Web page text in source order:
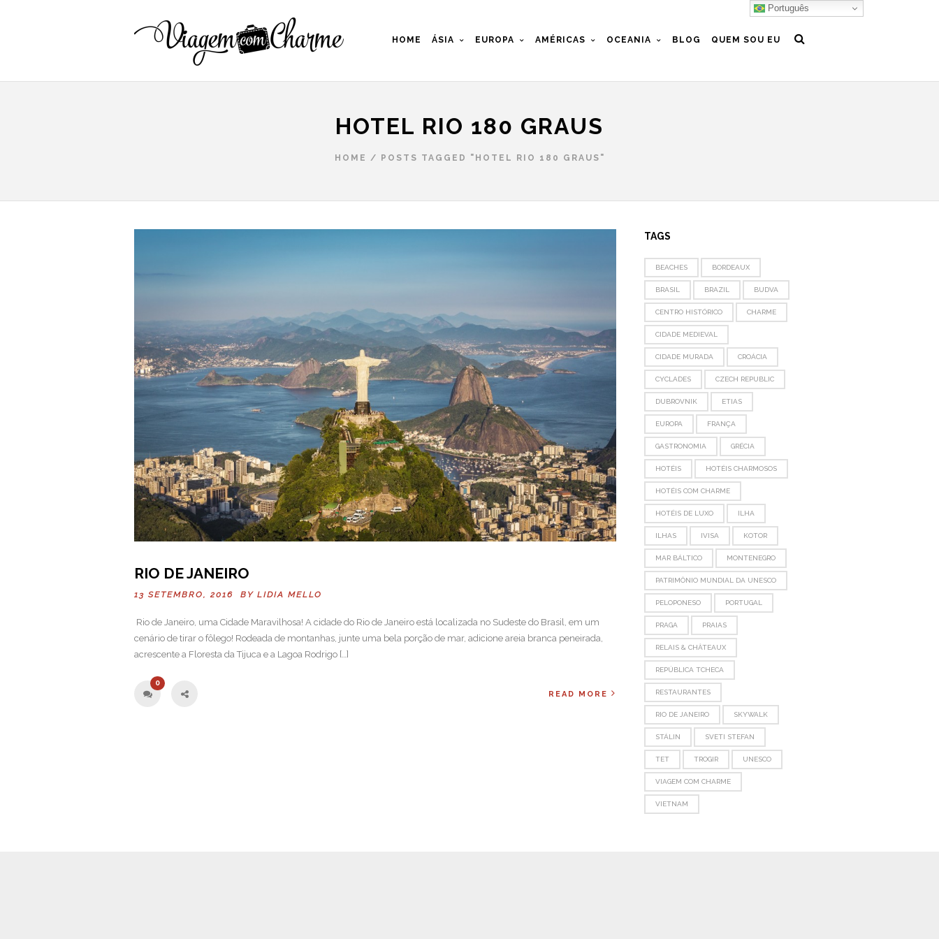
HOME ÁSIA EUROPA AMÉRICAS OCEANIA BLOG QUEM SOU EU
HOTEL RIO 180 GRAUS
HOME / POSTS TAGGED "HOTEL RIO 180 GRAUS"
RIO DE JANEIRO
13 SETEMBRO, 2016 BY LIDIA MELLO
Rio de Janeiro, uma Cidade Maravilhosa! A cidade do Rio de Janeiro está localizada no Sudeste do Brasil, em um
cenário de tirar o fôlego! Rodeada de montanhas, junte uma bela porção de mar, adicione areia branca peneirada,
acrescente a Floresta da Tijuca e a Lagoa Rodrigo […]
0
READ MORE
TAGS
BEACHES BORDEAUX
BRASIL BRAZIL BUDVA
CENTRO HISTÓRICO CHARME
CIDADE MEDIEVAL
CIDADE MURADA CROÁCIA
CYCLADES CZECH REPUBLIC
DUBROVNIK ETIAS
EUROPA FRANÇA
GASTRONOMIA GRÉCIA
HOTÉIS HOTÉIS CHARMOSOS
HOTÉIS COM CHARME
HOTÉIS DE LUXO ILHA
ILHAS IVISA KOTOR
MAR BÁLTICO MONTENEGRO
PATRIMÔNIO MUNDIAL DA UNESCO
PELOPONESO PORTUGAL
PRAGA PRAIAS
RELAIS & CHÂTEAUX
REPÚBLICA TCHECA
RESTAURANTES
RIO DE JANEIRO SKYWALK
STÁLIN SVETI STEFAN
TET TROGIR UNESCO
VIAGEM COM CHARME
VIETNAM
Português